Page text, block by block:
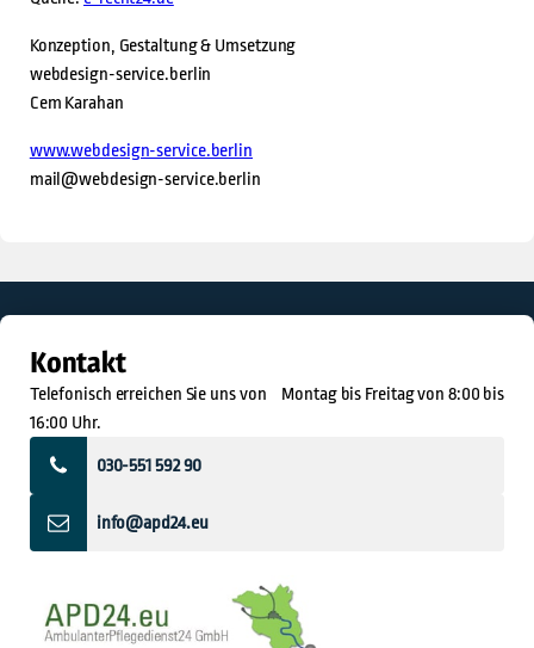
Konzeption, Gestaltung & Umsetzung
webdesign-service.berlin
Cem Karahan
www.webdesign-service.berlin
mail@webdesign-service.berlin
Kontakt
Telefonisch erreichen Sie uns von Montag bis Freitag von 8:00 bis
16:00 Uhr.
030-551 592 90
info@apd24.eu